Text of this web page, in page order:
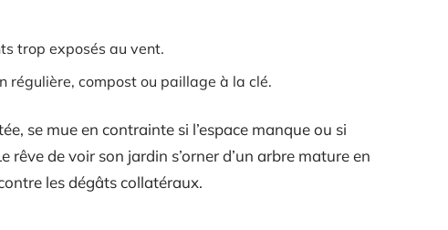
trop exposés au vent.
régulière, compost ou paillage à la clé.
se mue en contrainte si l’espace manque ou si
rêve de voir son jardin s’orner d’un arbre mature en
les dégâts collatéraux.